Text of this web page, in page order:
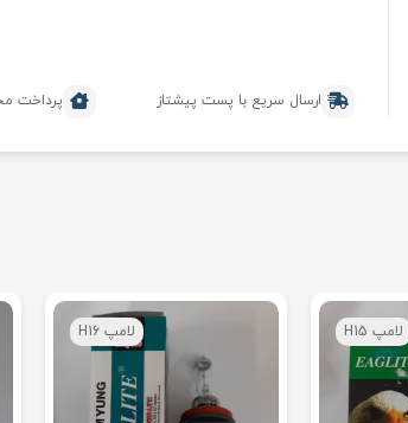
ارسال سریع با پست پیشتاز پرداخت
لامپ H15 لامپ H16